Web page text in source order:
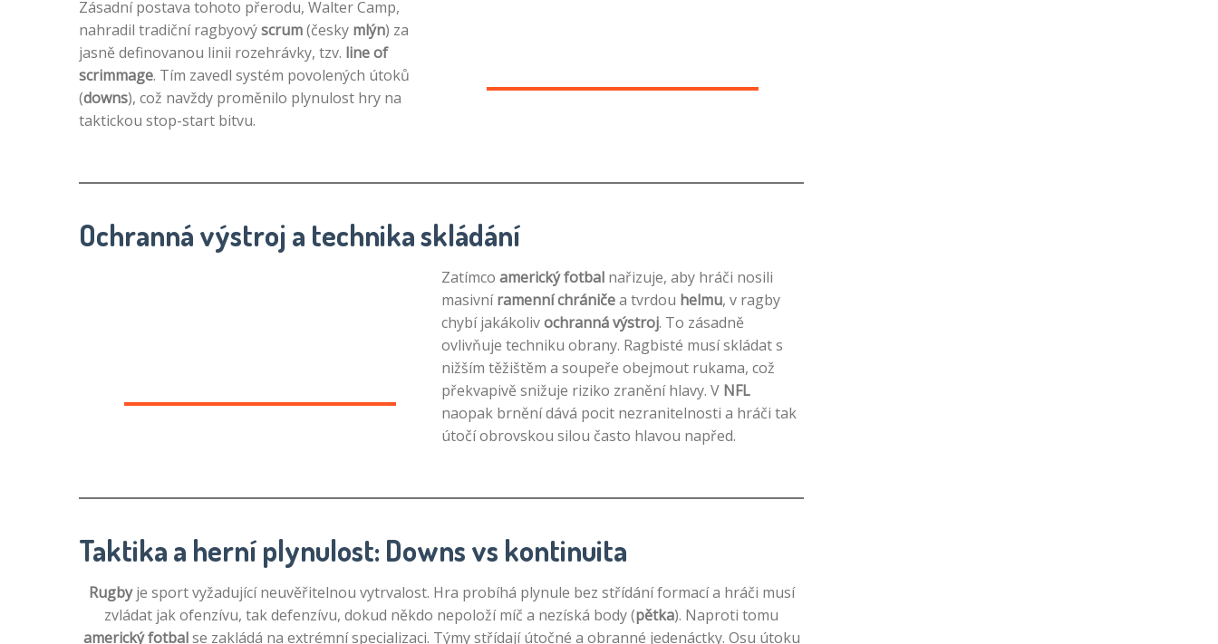
Zásadní postava tohoto přerodu, Walter Camp,
nahradil tradiční ragbyovýscrum(česky mlýn) za
jasně definovanou linii rozehrávky, tzv. line of
scrimmage. Tím zavedl systém povolených útoků
(downs), což navždy proměnilo plynulost hry na
taktickou stop-start bitvu.
Ochranná výstroj a technika skládání
Zatímco americký fotbal nařizuje, aby hráči nosili
masivníramenní chráničea tvrdou helmu, v ragby
chybí jakákolivochranná výstroj. To zásadně
ovlivňuje techniku obrany. Ragbisté musí skládat s
nižším těžištěm a soupeře obejmout rukama, což
překvapivě snižuje riziko zranění hlavy. V NFL
naopak brnění dává pocit nezranitelnosti a hráči tak
útočí obrovskou silou často hlavou napřed.
Taktika a herní plynulost: Downs vs kontinuita
Rugbyje sport vyžadující neuvěřitelnou vytrvalost. Hra probíhá plynule bez střídání formací a hráči musí
zvládat jak ofenzívu, tak defenzívu, dokud někdo nepoloží míč a nezíská body (pětka). Naproti tomu
americký fotbalse zakládá na extrémní specializaci. Týmy střídají útočné a obranné jedenáctky. Osu útoku